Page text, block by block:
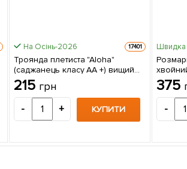
На Осінь-2026 17401
Троянда плетиста "Aloha"
(саджанець класу АА +) вищий
сорт 1 шт в упаковці
215 грн
- + КУПИТИ
Швидка
375
-